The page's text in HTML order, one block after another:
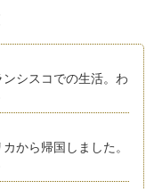
シスコでの生活。わ
から帰国しました。